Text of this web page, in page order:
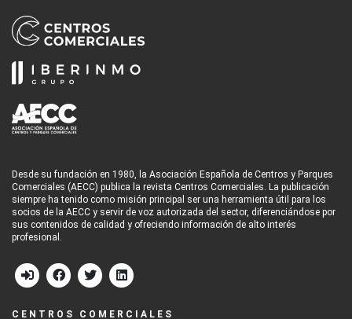
Desde su fundación en 1980, la Asociación Española de Centros y Parques
Comerciales (AECC) publica la revista Centros Comerciales. La publicación
siempre ha tenido como misión principal ser una herramienta útil para los
socios de la AECC y servir de voz autorizada del sector, diferenciándose por
sus contenidos de calidad y ofreciendo información de alto interés
profesional.
CENTROS COMERCIALES